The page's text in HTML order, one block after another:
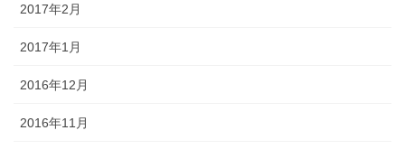
2017年2月
2017年1月
2016年12月
2016年11月